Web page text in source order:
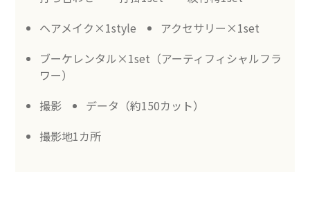
ヘアメイク×1style
アクセサリー×1set
ブーケレンタル×1set（アーティフィシャルフラ
ワー）
撮影
データ（約150カット）
撮影地1カ所